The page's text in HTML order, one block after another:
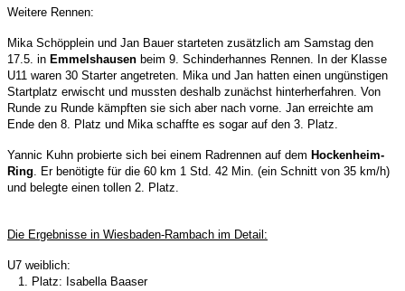
Weitere Rennen:
Mika Schöpplein und Jan Bauer starteten zusätzlich am Samstag den
17.5. in Emmelshausen beim 9. Schinderhannes Rennen. In der Klasse
U11 waren 30 Starter angetreten. Mika und Jan hatten einen ungünstigen
Startplatz erwischt und mussten deshalb zunächst hinterherfahren. Von
Runde zu Runde kämpften sie sich aber nach vorne. Jan erreichte am
Ende den 8. Platz und Mika schaffte es sogar auf den 3. Platz.
Yannic Kuhn probierte sich bei einem Radrennen auf dem Hockenheim-
Ring . Er benötigte für die 60 km 1 Std. 42 Min. (ein Schnitt von 35 km/h)
und belegte einen tollen 2. Platz.
Die Ergebnisse in Wiesbaden-Rambach im Detail:
U7 weiblich:
1. Platz: Isabella Baaser